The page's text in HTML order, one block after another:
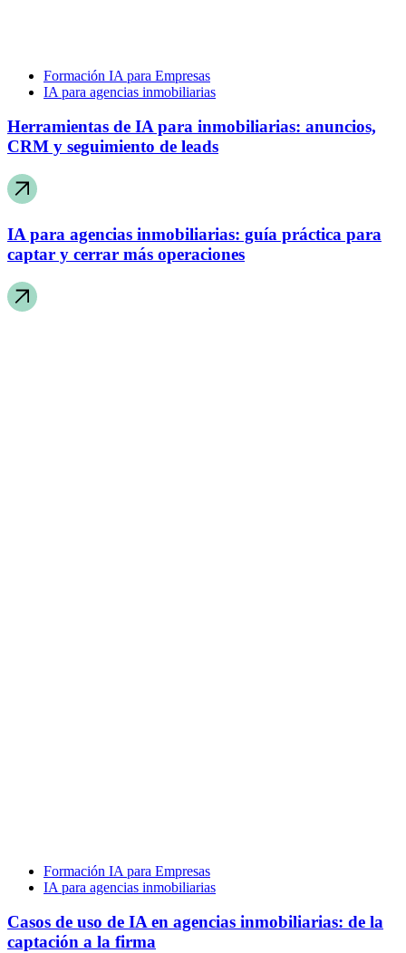
Formación IA para Empresas
IA para agencias inmobiliarias
Herramientas de IA para inmobiliarias: anuncios,
CRM y seguimiento de leads
IA para agencias inmobiliarias: guía práctica para
captar y cerrar más operaciones
Formación IA para Empresas
IA para agencias inmobiliarias
Casos de uso de IA en agencias inmobiliarias: de la
captación a la firma